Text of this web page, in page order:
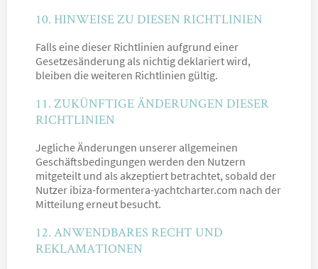
10. HINWEISE ZU DIESEN RICHTLINIEN
Falls eine dieser Richtlinien aufgrund einer
Gesetzesänderung als nichtig deklariert wird,
bleiben die weiteren Richtlinien gültig.
11. ZUKÜNFTIGE ÄNDERUNGEN DIESER
RICHTLINIEN
Jegliche Änderungen unserer allgemeinen
Geschäftsbedingungen werden den Nutzern
mitgeteilt und als akzeptiert betrachtet, sobald der
Nutzer ibiza-formentera-yachtcharter.com nach der
Mitteilung erneut besucht.
12. ANWENDBARES RECHT UND
REKLAMATIONEN